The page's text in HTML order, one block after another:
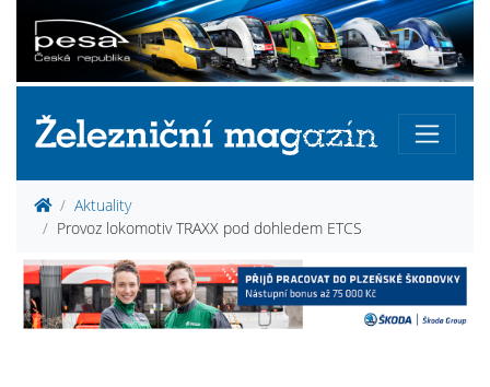
Aktuality
Provoz lokomotiv TRAXX pod dohledem ETCS